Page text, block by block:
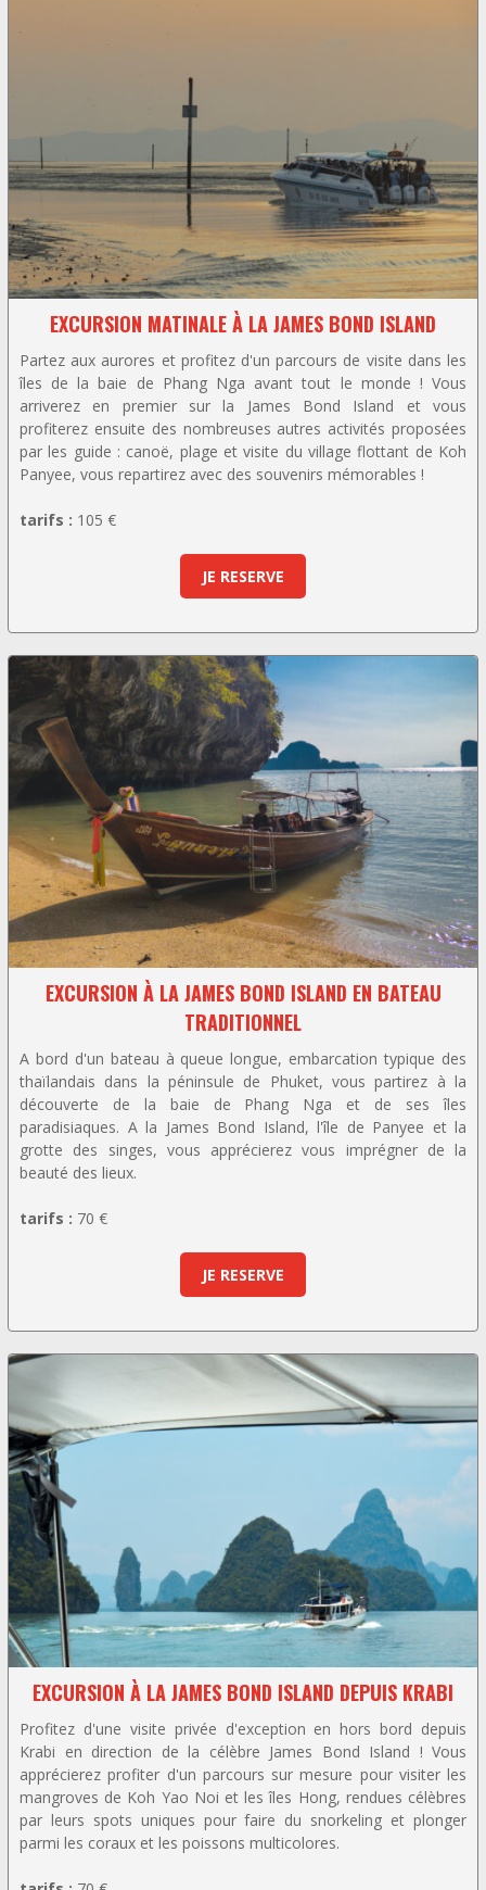
EXCURSION MATINALE À LA JAMES BOND ISLAND
Partez aux aurores et profitez d'un parcours de visite dans les
îles de la baie de Phang Nga avant tout le monde ! Vous
arriverez en premier sur la James Bond Island et vous
profiterez ensuite des nombreuses autres activités proposées
par les guide : canoë, plage et visite du village flottant de Koh
Panyee, vous repartirez avec des souvenirs mémorables !
tarifs : 105 €
JE RESERVE
EXCURSION À LA JAMES BOND ISLAND EN BATEAU
TRADITIONNEL
A bord d'un bateau à queue longue, embarcation typique des
thaïlandais dans la péninsule de Phuket, vous partirez à la
découverte de la baie de Phang Nga et de ses îles
paradisiaques. A la James Bond Island, l'île de Panyee et la
grotte des singes, vous apprécierez vous imprégner de la
beauté des lieux.
tarifs : 70 €
JE RESERVE
EXCURSION À LA JAMES BOND ISLAND DEPUIS KRABI
Profitez d'une visite privée d'exception en hors bord depuis
Krabi en direction de la célèbre James Bond Island ! Vous
apprécierez profiter d'un parcours sur mesure pour visiter les
mangroves de Koh Yao Noi et les îles Hong, rendues célèbres
par leurs spots uniques pour faire du snorkeling et plonger
parmi les coraux et les poissons multicolores.